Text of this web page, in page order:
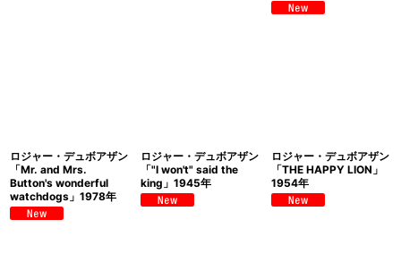
ロジャー・デュボアザン
「Mr. and Mrs.
Button's wonderful
watchdogs」1978年
ロジャー・デュボアザン
「"I won't" said the
king」1945年
ロジャー・デュボアザン
「THE HAPPY LION」
1954年